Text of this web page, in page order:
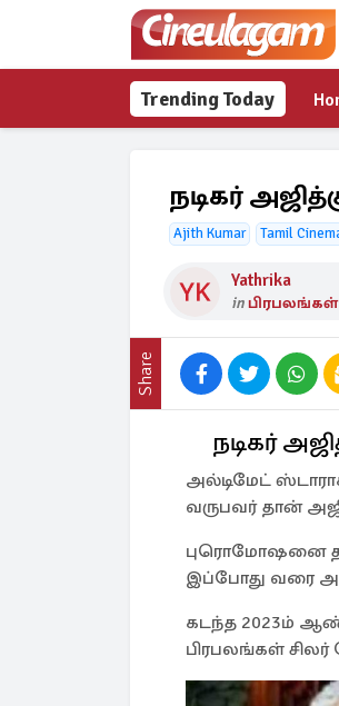
Trending Today
நடிகர்
Ajith Kumar Tamil
Yathrika
inபிரபலங்கள்
Share
நடிகர்
அல்டிமேட்
வருபவர் தான்
புரொமோஷனை
இப்போது வரை
கடந்த 2023ம்
பிரபலங்கள்